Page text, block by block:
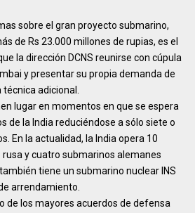
sobre el gran proyecto submarino,
de Rs 23.000 millones de rupias, es el
la dirección DCNS reunirse con cúpula
y presentar su propia demanda de
adicional.
lugar en momentos en que se espera
de la India reduciéndose a sólo siete o
En la actualidad, la India opera 10
y cuatro submarinos alemanes
tiene un submarino nuclear INS
arrendamiento.
de los mayores acuerdos de defensa